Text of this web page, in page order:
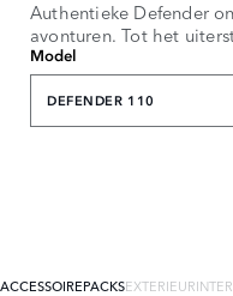
Authentieke Defender
avonturen. Tot het
Model
DEFENDER 110
ACCESSOIREPACKSEXTERIEUR